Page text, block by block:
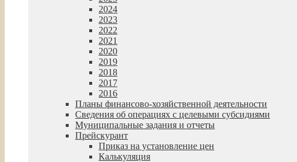
2024
2023
2022
2021
2020
2019
2018
2017
2016
Планы финансово-хозяйственной деятельности
Сведения об операциях с целевыми субсидиями
Муниципальные задания и отчеты
Прейскурант
Приказ на установление цен
Калькуляция